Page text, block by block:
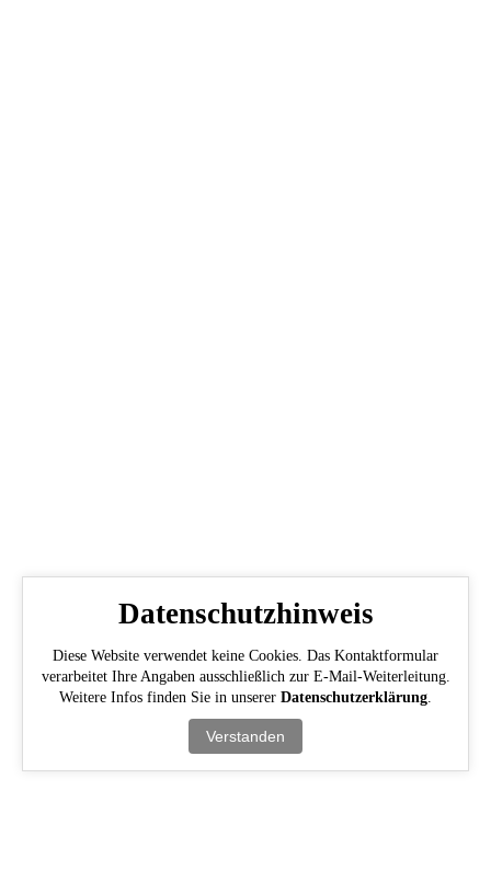
Datenschutzhinweis
Diese Website verwendet keine Cookies. Das Kontaktformular
verarbeitet Ihre Angaben ausschließlich zur E-Mail-Weiterleitung.
Weitere Infos finden Sie in unserer Datenschutzerklärung.
Verstanden